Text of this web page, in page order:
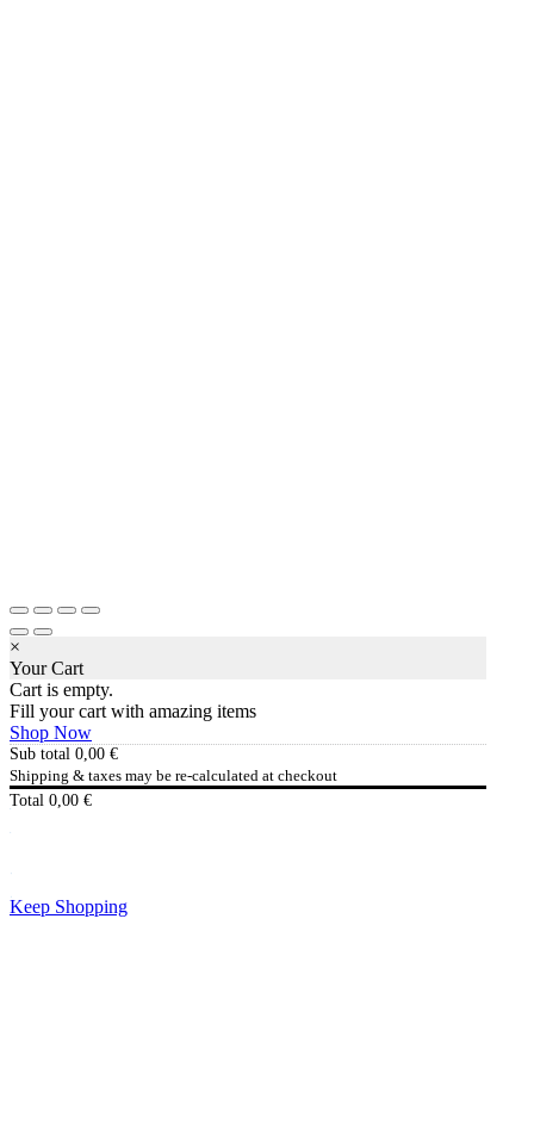
×
Your Cart
Cart is empty.
Fill your cart with amazing items
Shop Now
Sub total 0,00 €
Shipping & taxes may be re-calculated at checkout
Total 0,00 €
Keep Shopping